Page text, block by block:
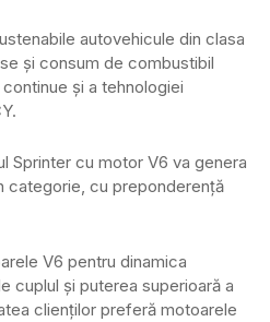
autovehicule din clasa
și consum de combustibil
și a tehnologiei
Sprinter cu motor V6 va genera
categorie, cu preponderență
V6 pentru dinamica
cuplul și puterea superioară a
clienților preferă motoarele